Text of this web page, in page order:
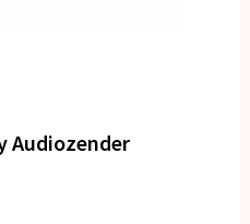
Audiozender